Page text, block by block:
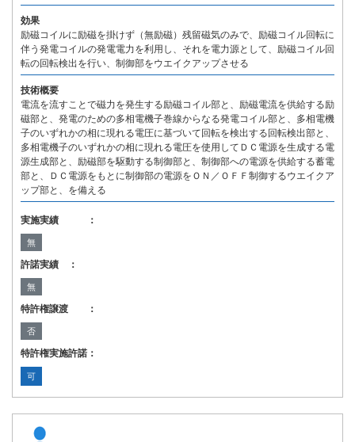
効果
励磁コイルに励磁を掛けず（無励磁）残留磁気のみで、励磁コイル回転に
伴う発電コイルの発電電力を利用し、それを電力源として、励磁コイル回
転の回転検出を行い、制御部をウエイクアップさせる
技術概要
電流を流すことで磁力を発生する励磁コイル部と、励磁電流を供給する励
磁部と、発電のための多相電機子巻線からなる発電コイル部と、多相電機
子のいずれかの相に現れる電圧に基づいて回転を検出する回転検出部と、
多相電機子のいずれかの相に現れる電圧を使用してＤＣ電源を生成する電
源生成部と、励磁部を駆動する制御部と、制御部への電源を供給する蓄電
部と、ＤＣ電源をもとに制御部の電源をＯＮ／ＯＦＦ制御するウエイクア
ップ部と、を備える
実施実績 ：
無
許諾実績 ：
無
特許権譲渡 ：
否
特許権実施許諾：
可